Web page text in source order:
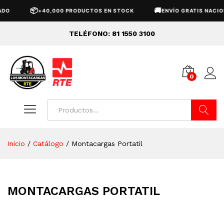
📦+40,000 PRODUCTOS EN STOCK ENVÍO GRATIS
TELÉFONO: 81 1550 3100
0
Inicio / Catálogo / Montacargas Portatil
MONTACARGAS PORTATIL